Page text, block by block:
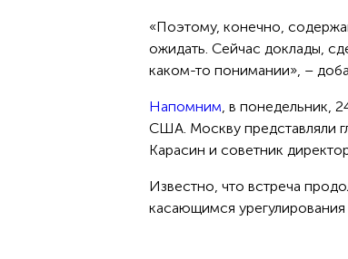
«Поэтому, конечно,
ожидать. Сейчас доклады,
каком-то понимании», –
Напомним , в понедельник,
США. Москву представляли
Карасин и советник
Известно, что встреча
касающимся урегулирования